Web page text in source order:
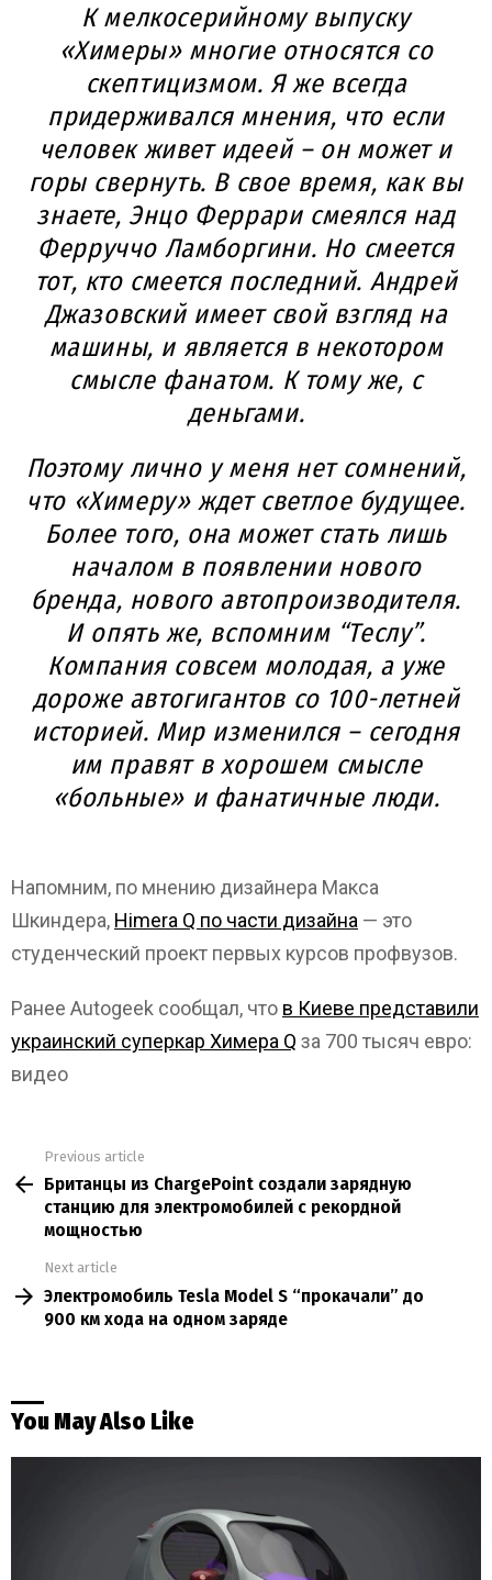
К мелкосерийному выпуску
«Химеры» многие относятся со
скептицизмом. Я же всегда
придерживался мнения, что если
человек живет идеей – он может и
горы свернуть. В свое время, как вы
знаете, Энцо Феррари смеялся над
Ферруччо Ламборгини. Но смеется
тот, кто смеется последний. Андрей
Джазовский имеет свой взгляд на
машины, и является в некотором
смысле фанатом. К тому же, с
деньгами.
Поэтому лично у меня нет сомнений,
что «Химеру» ждет светлое будущее.
Более того, она может стать лишь
началом в появлении нового
бренда, нового автопроизводителя.
И опять же, вспомним “Теслу”.
Компания совсем молодая, а уже
дороже автогигантов со 100-летней
историей. Мир изменился – сегодня
им правят в хорошем смысле
«больные» и фанатичные люди.
Напомним, по мнению дизайнера Макса
Шкиндера, Himera Q по части дизайна — это
студенческий проект первых курсов профвузов.
Ранее Autogeek сообщал, что в Киеве представили
украинский суперкар Химера Q за 700 тысяч евро:
видео
more
Previous article
Британцы из ChargePoint создали зарядную
станцию для электромобилей с рекордной
мощностью
Next article
Электромобиль Tesla Model S “прокачали” до
900 км хода на одном заряде
You May Also Like